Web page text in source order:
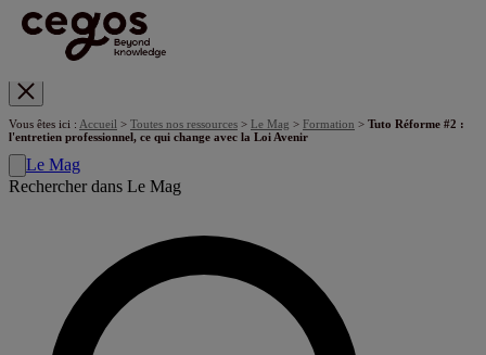
Vous êtes ici : Accueil > Toutes nos ressources > Le Mag > Formation > Tuto Réforme #2 :
l'entretien professionnel, ce qui change avec la Loi Avenir
Le Mag
Rechercher dans Le Mag